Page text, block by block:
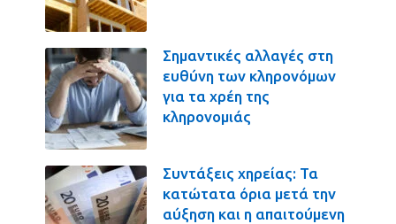
Σημαντικές αλλαγές στη
ευθύνη των κληρονόμων
για τα χρέη της
κληρονομιάς
Συντάξεις χηρείας: Τα
κατώτατα όρια μετά την
αύξηση και η απαιτούμενη